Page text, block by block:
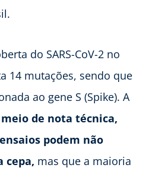
do SARS-CoV-2 no
14 mutações, sendo que
ao gene S (Spike). A
de nota técnica,
podem não
cepa, mas que a maioria